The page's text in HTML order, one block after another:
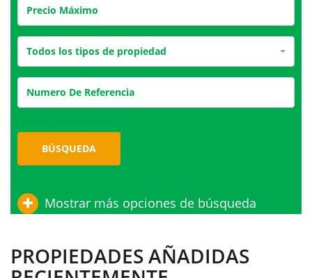
Todos los tipos de propiedad
BÚSQUEDA
Mostrar más opciones de búsqueda
PROPIEDADES AÑADIDAS